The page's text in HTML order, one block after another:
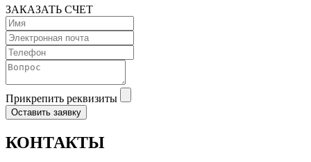
ЗАКАЗАТЬ СЧЕТ
Прикрепить реквизиты
Оставить заявку
КОНТАКТЫ